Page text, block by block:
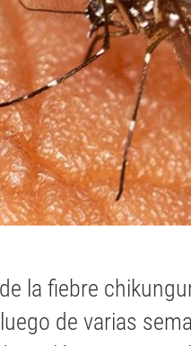
la fiebre
de varias